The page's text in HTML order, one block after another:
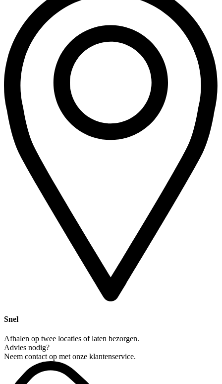
Snel
Afhalen op twee locaties of laten bezorgen.
Advies nodig?
Neem contact op met onze klantenservice.